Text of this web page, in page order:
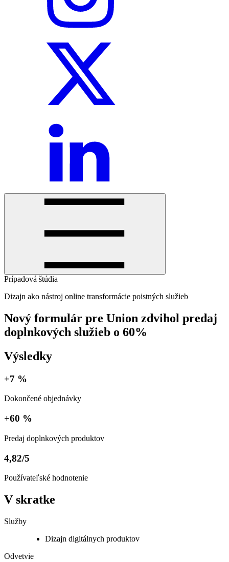
Prípadová štúdia
Dizajn ako nástroj online transformácie poistných služieb
Nový formulár pre Union zdvihol predaj
doplnkových služieb o 60%
Výsledky
+7 %
Dokončené objednávky
+60 %
Predaj doplnkových produktov
4,82/5
Používateľské hodnotenie
V skratke
Služby
Dizajn digitálnych produktov
Odvetvie